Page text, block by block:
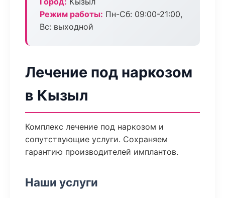
Режим работы: Пн-Сб: 09:00-21:00,
Вс: выходной
Лечение под наркозом
в Кызыл
Комплекс лечение под наркозом и
сопутствующие услуги. Сохраняем
гарантию производителей имплантов.
Наши услуги